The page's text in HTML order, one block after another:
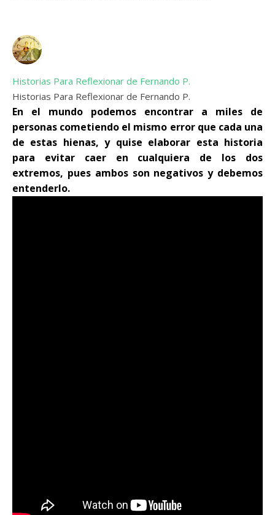
Historias Para Reflexionar de Fernando P.
Historias Para Reflexionar de Fernando P.
En el mundo podemos encontrar a miles de
personas cometiendo el mismo error que cada una
de estas hienas, y quise elaborar esta historia
para evitar caer en cualquiera de los dos
extremos, pues ambos son negativos y debemos
entenderlo.